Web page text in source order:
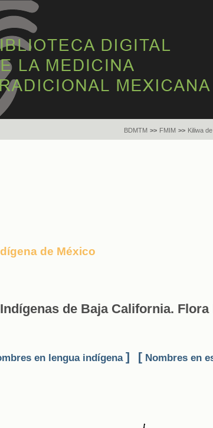
BDMTM >> FMIM >> Kiliwa
de México
de Baja California.
en lengua indígena ] [ Nombres en